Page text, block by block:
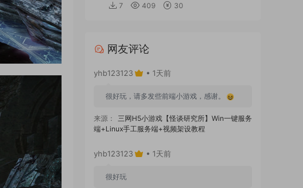
7 409 30
网友评论
yhb123123 • 1天前
很好玩，请多发些前端小游戏，感谢。
来源：
三网H5小游戏【怪谈研究所】Win一键服务
端+Linux手工服务端+视频架设教程
yhb123123 • 1天前
很好玩